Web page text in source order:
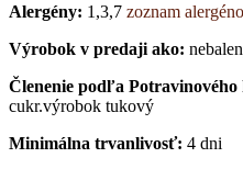
Alergény: 1,3,7 zoznam
Výrobok v predaji ako:
Členenie podľa Potravinového
cukr.výrobok tukový
Minimálna trvanlivosť: 4 dni